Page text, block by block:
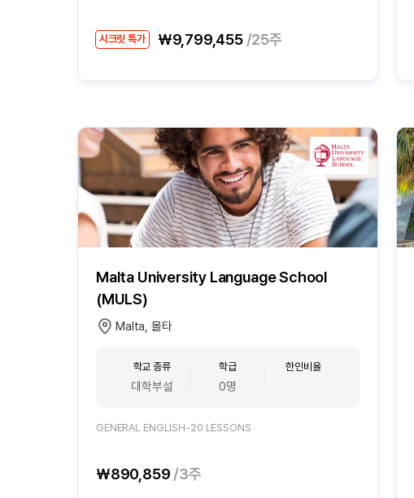
시크릿 특가 ₩9,799,455 /25주
Malta University Language School
(MULS)
Malta, 몰타
학교 종류
대학부설
학급
0명
한인비율
GENERAL ENGLISH-20 LESSONS
₩890,859 /3주